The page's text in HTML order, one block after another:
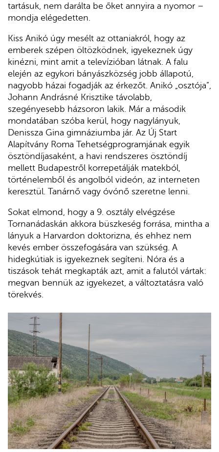
tartásuk, nem darálta be őket annyira a nyomor –
mondja elégedetten.
Kiss Anikó úgy mesélt az ottaniakról, hogy az
emberek szépen öltözködnek, igyekeznek úgy
kinézni, mint amit a televízióban látnak. A falu
elején az egykori bányászközség jobb állapotú,
nagyobb házai fogadják az érkezőt. Anikó „osztója”,
Johann Andrásné Krisztike távolabb,
szegényesebb házsoron lakik. Már a második
mondatában szóba kerül, hogy nagylányuk,
Denissza Gina gimnáziumba jár. Az Új Start
Alapítvány Roma Tehetségprogramjának egyik
ösztöndíjasaként, a havi rendszeres ösztöndíj
mellett Budapestről korrepetálják matekból,
történelemből és angolból videón, az interneten
keresztül. Tanárnő vagy óvónő szeretne lenni.
Sokat elmond, hogy a 9. osztály elvégzése
Tornanádaskán akkora büszkeség forrása, mintha a
lányuk a Harvardon doktorizna, és ehhez nem
kevés ember összefogására van szükség. A
hidegkútiak is igyekeznek segíteni. Nóra és a
tiszások tehát megkapták azt, amit a falutól vártak:
megvan bennük az igyekezet, a változtatásra való
törekvés.